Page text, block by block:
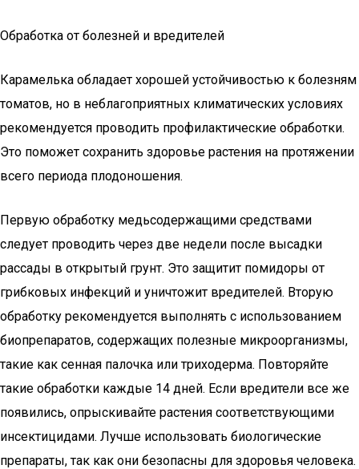
Обработка от болезней и вредителей
Карамелька обладает хорошей устойчивостью к болезням
томатов, но в неблагоприятных климатических условиях
рекомендуется проводить профилактические обработки.
Это поможет сохранить здоровье растения на протяжении
всего периода плодоношения.
Первую обработку медьсодержащими средствами
следует проводить через две недели после высадки
рассады в открытый грунт. Это защитит помидоры от
грибковых инфекций и уничтожит вредителей. Вторую
обработку рекомендуется выполнять с использованием
биопрепаратов, содержащих полезные микроорганизмы,
такие как сенная палочка или триходерма. Повторяйте
такие обработки каждые 14 дней. Если вредители все же
появились, опрыскивайте растения соответствующими
инсектицидами. Лучше использовать биологические
препараты, так как они безопасны для здоровья человека.